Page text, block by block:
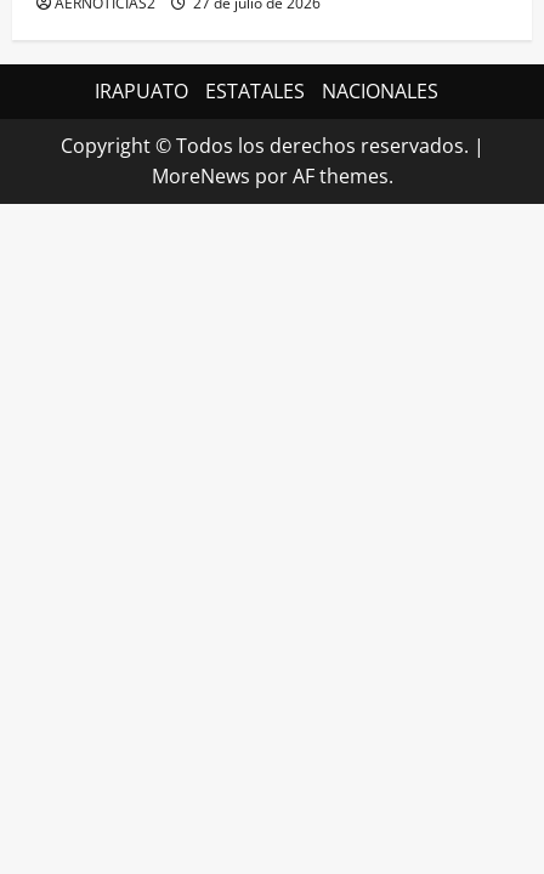
IRAPUATO ESTATALES NACIONALES
Copyright © Todos los derechos reservados. |
MoreNews por AF themes.